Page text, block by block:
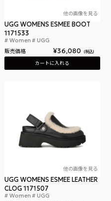
アグ ウィメンズ エスミー レザー レースアップ
他の画像を見る
UGG WOMENS ESMEE BOOT
1171533
Women UGG
販売価格 ¥36,080 税込
カートに入れる
アグ ウィメンズ エスミー レースアップ
他の画像を見る
UGG WOMENS ESMEE LEATHER
CLOG 1171507
Women UGG